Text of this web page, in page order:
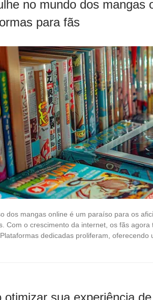
no mundo dos mangas
para fãs
dos mangas online é um paraíso para os
Com o crescimento da internet, os fãs
dedicadas proliferam, oferecendo
otimizar sua experiência